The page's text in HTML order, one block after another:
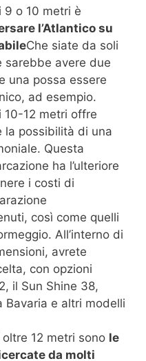
9 o 10 metri è
l’Atlantico su
Che siate da soli
sarebbe avere due
una possa essere
ad esempio.
10-12 metri offre
la possibilità di una
Questa
ha l’ulteriore
i costi di
così come quelli
All’interno di
avrete
con opzioni
il Sun Shine 38,
Bavaria e altri modelli
12 metri sono le
da molti